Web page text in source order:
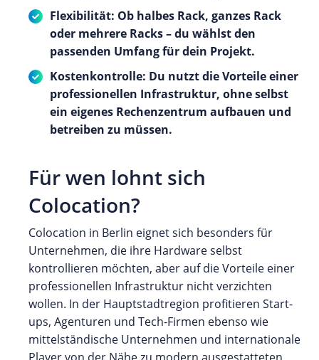
Flexibilität: Ob halbes Rack, ganzes Rack
oder mehrere Racks – du wählst den
passenden Umfang für dein Projekt.
Kostenkontrolle: Du nutzt die Vorteile einer
professionellen Infrastruktur, ohne selbst
ein eigenes Rechenzentrum aufbauen und
betreiben zu müssen.
Für wen lohnt sich
Colocation?
Colocation in Berlin eignet sich besonders für
Unternehmen, die ihre Hardware selbst
kontrollieren möchten, aber auf die Vorteile einer
professionellen Infrastruktur nicht verzichten
wollen. In der Hauptstadtregion profitieren Start-
ups, Agenturen und Tech-Firmen ebenso wie
mittelständische Unternehmen und internationale